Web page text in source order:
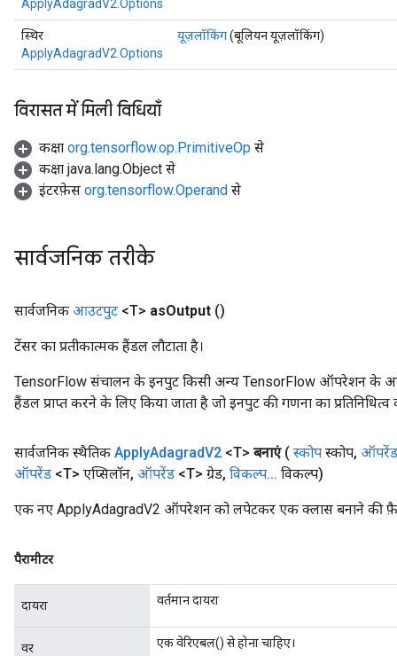
ApplyAdagradV2.Options
स्थिर
ApplyAdagradV2.Options
यूज़लॉकिंग(बूलियन यूज़लॉकिंग)
विरासत में मिली विधियाँ
कक्षा org.tensorflow.op.PrimitiveOp से
कक्षा java.lang.Object से
इंटरफ़ेस org.tensorflow.Operand से
सार्वजनिक तरीके
सार्वजनिक आउटपुट <T> asOutput ()
टेंसर का प्रतीकात्मक हैंडल लौटाता है।
TensorFlow संचालन के इनपुट किसी अन्य TensorFlow ऑपरेशन के
हैंडल प्राप्त करने के लिए किया जाता है जो इनपुट की गणना का प्रतिनिधित्व
सार्वजनिक स्थैतिक ApplyAdagradV2 <T> बनाएं ( स्कोप स्कोप, ऑपरेंड
ऑपरेंड <T> एप्सिलॉन, ऑपरेंड <T> ग्रेड, विकल्प... विकल्प)
एक नए ApplyAdagradV2 ऑपरेशन को लपेटकर एक क्लास बनाने की
पैरामीटर
दायरा वर्तमान दायरा
वर एक वेरिएबल() से होना चाहिए।